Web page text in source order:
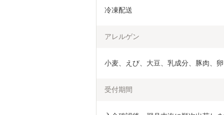
冷凍配送
アレルゲン
小麦、えび、大豆、乳成分、豚肉、
受付期間